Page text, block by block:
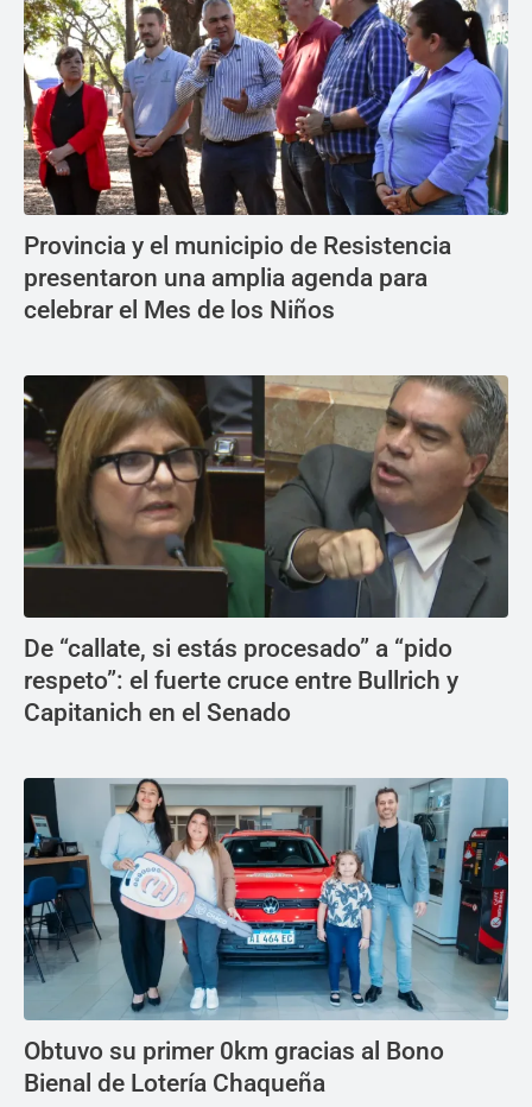
Provincia y el municipio de Resistencia
presentaron una amplia agenda para
celebrar el Mes de los Niños
De “callate, si estás procesado” a “pido
respeto”: el fuerte cruce entre Bullrich y
Capitanich en el Senado
Obtuvo su primer 0km gracias al Bono
Bienal de Lotería Chaqueña